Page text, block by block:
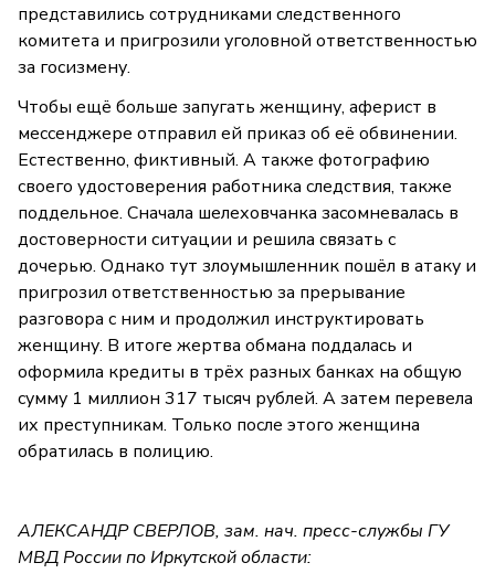
представились сотрудниками следственного
комитета и пригрозили уголовной ответственностью
за госизмену.
Чтобы ещё больше запугать женщину, аферист в
мессенджере отправил ей приказ об её обвинении.
Естественно, фиктивный. А также фотографию
своего удостоверения работника следствия, также
поддельное. Сначала шелеховчанка засомневалась в
достоверности ситуации и решила связать с
дочерью. Однако тут злоумышленник пошёл в атаку и
пригрозил ответственностью за прерывание
разговора с ним и продолжил инструктировать
женщину. В итоге жертва обмана поддалась и
оформила кредиты в трёх разных банках на общую
сумму 1 миллион 317 тысяч рублей. А затем перевела
их преступникам. Только после этого женщина
обратилась в полицию.
АЛЕКСАНДР СВЕРЛОВ, зам. нач. пресс-службы ГУ
МВД России по Иркутской области: